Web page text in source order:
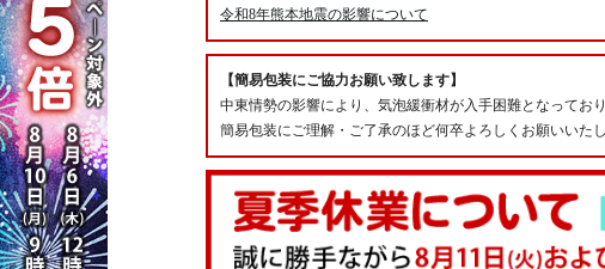
令和8年熊本地震の影響について
【簡易包装にご協力お願い致します】
中東情勢の影響により、気泡緩衝材が入手困難となってお
簡易包装にご理解・ご了承のほど何卒よろしくお願いいたし